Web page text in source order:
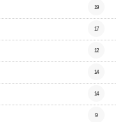
19
17
12
14
14
9